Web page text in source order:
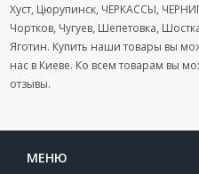
Хуст, Цюрупинск, ЧЕРКАССЫ,
Чортков, Чугуев, Шепетовка,
Яготин. Купить наши товары вы
нас в Киеве. Ко всем товарам вы
отзывы.
МЕНЮ